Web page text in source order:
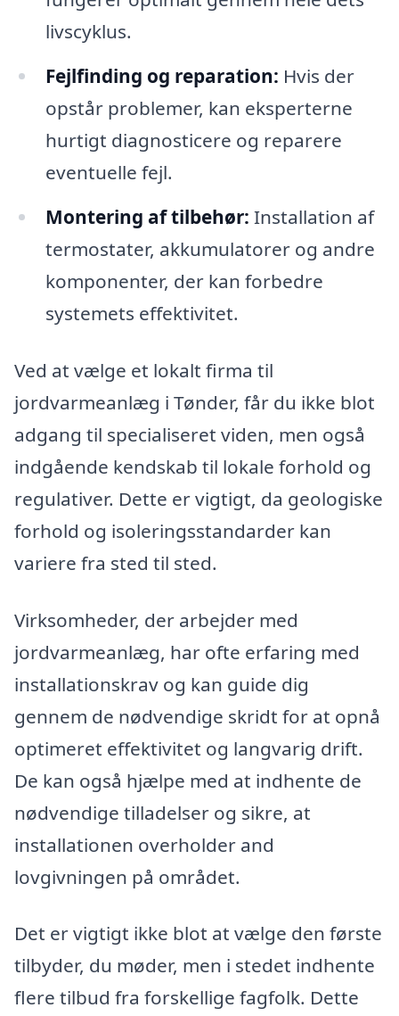
livscyklus.
Fejlfinding og reparation: Hvis der
opstår problemer, kan eksperterne
hurtigt diagnosticere og reparere
eventuelle fejl.
Montering af tilbehør: Installation af
termostater, akkumulatorer og andre
komponenter, der kan forbedre
systemets effektivitet.
Ved at vælge et lokalt firma til
jordvarmeanlæg i Tønder, får du ikke blot
adgang til specialiseret viden, men også
indgående kendskab til lokale forhold og
regulativer. Dette er vigtigt, da geologiske
forhold og isoleringsstandarder kan
variere fra sted til sted.
Virksomheder, der arbejder med
jordvarmeanlæg, har ofte erfaring med
installationskrav og kan guide dig
gennem de nødvendige skridt for at opnå
optimeret effektivitet og langvarig drift.
De kan også hjælpe med at indhente de
nødvendige tilladelser og sikre, at
installationen overholder and
lovgivningen på området.
Det er vigtigt ikke blot at vælge den første
tilbyder, du møder, men i stedet indhente
flere tilbud fra forskellige fagfolk. Dette